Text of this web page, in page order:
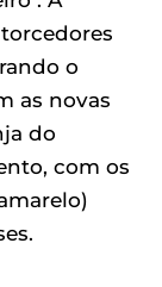
o
as novas
do
com os